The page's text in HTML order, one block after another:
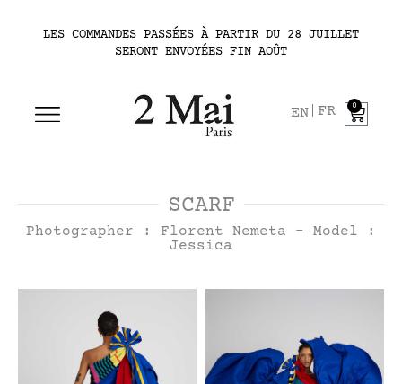
LES COMMANDES PASSÉES À PARTIR DU 28 JUILLET
SERONT ENVOYÉES FIN AOÛT
EN FR 0
SCARF
Photographer : Florent Nemeta - Model :
Jessica